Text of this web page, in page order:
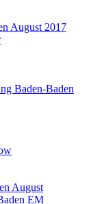
August 2017
Baden-Baden
August
EM